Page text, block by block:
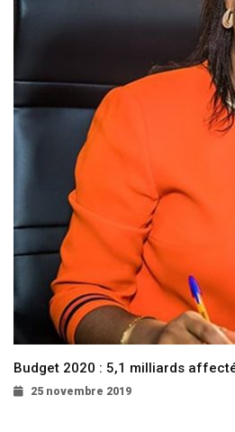
Budget 2020 : 5,1 milliards
25 novembre 2019